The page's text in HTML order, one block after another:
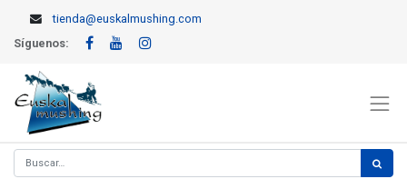
tienda@euskalmushing.com
Síguenos: